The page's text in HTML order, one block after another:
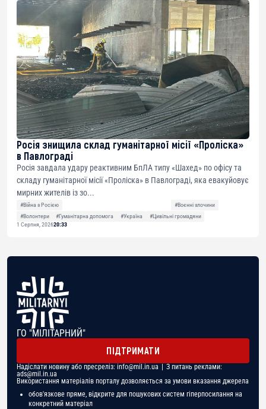
Росія знищила склад гуманітарної місії «Проліска»
в Павлограді
Росія завдала удару реактивним БпЛА типу «Шахед» по офісу та
складу гуманітарної місії «Проліска» в Павлограді, яка евакуйовує
мирних жителів із зо...
#Війна з Росією
#Воєнні злочини
#Волонтери
#Гуманітарна допомога #Україна
#Цивільні громадяни
1 Серпня, 202620:33
ГО "МІЛІТАРНИЙ"
ПІДТРИМАТИ
Надіслати новину або пресреліз: info@mil.in.ua | З питань реклами:
ads@mil.in.ua
Використання матеріалів порталу дозволяється за умови вказання джерела
обов'язкове пряме, відкрите для пошукових систем гіперпосилання на
конкретний матеріал